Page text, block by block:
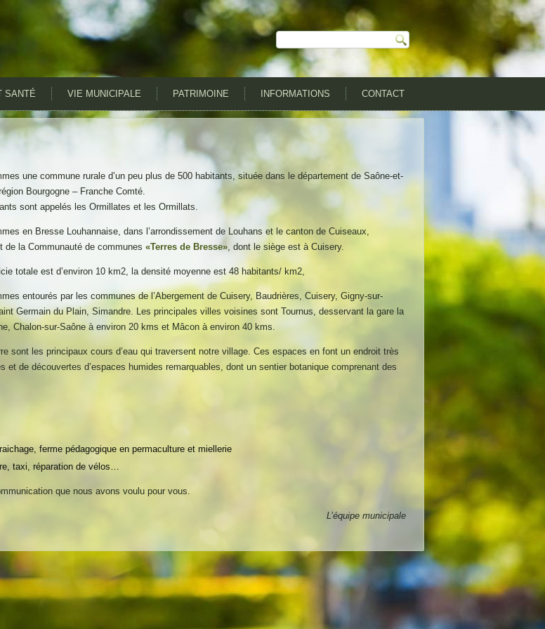
SANTÉ VIE MUNICIPALE PATRIMOINE INFORMATIONS CONTACT
une commune rurale d’un peu plus de 500 habitants, située dans le département de Saône-et-
Bourgogne – Franche Comté.
sont appelés les Ormillates et les Ormillats.
en Bresse Louhannaise, dans l’arrondissement de Louhans et le canton de Cuiseaux,
de la Communauté de communes «Terres de Bresse», dont le siège est à Cuisery.
totale est d’environ 10 km2, la densité moyenne est 48 habitants/ km2,
entourés par les communes de l’Abergement de Cuisery, Baudrières, Cuisery, Gigny-sur-
Germain du Plain, Simandre. Les principales villes voisines sont Tournus, desservant la gare la
Chalon-sur-Saône à environ 20 kms et Mâcon à environ 40 kms.
sont les principaux cours d’eau qui traversent notre village. Ces espaces en font un endroit très
de découvertes d’espaces humides remarquables, dont un sentier botanique comprenant des
ferme pédagogique en permaculture et miellerie
taxi, réparation de vélos…
que nous avons voulu pour vous.
L’équipe municipale